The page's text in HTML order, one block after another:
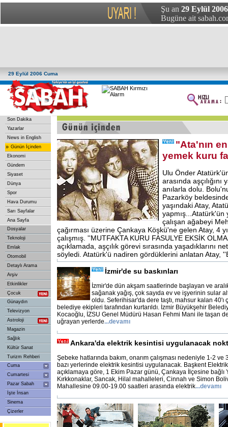
Şu an 29 Eylül
Bugüne ait
29 Eylül 2006 Cuma
Son Dakika
Yazarlar
News in English
» Günün İçinden
Ekonomi
Gündem
Siyaset
Dünya
Spor
Hava Durumu
Sarı Sayfalar
Ana Sayfa
Dosyalar
Teknoloji
Emlak
Otomobil
Detaylı Arama
Arşiv
Etkinlikler
Çocuk
Günaydın
Televizyon
Astroloji
Magazin
Sağlık
Kültür Sanat
Turizm Rehberi
Cuma
Cumartesi
Pazar Sabah
İşte İnsan
Sinema
Çizerler
"Ata'nın
yemek kuru
Ulu Önder
arasında aşçılığını
anılarla dolu.
Pazarköy
yaşındaki Atay,
yapmış...Atatürk'ün
çalışan ağabeyi
çağırması üzerine Çankaya Köşkü'ne gelen Atay, 4
çalışmış. ''MUTFAKTA KURU FASULYE EKSİK
açıklamada, aşçılık görevi sırasında yaşadıklarını
söyledi. Atatürk'ü nadiren gördüklerini anlatan Atay,
İzmir'de su baskınları
İzmir'de dün akşam saatlerinde başlayan ve
sağanak yağış, çok sayıda ev ve işyerinin sular
oldu. Seferihisar'da dere taştı, mahsur kalan 40'ı
belediye ekipleri tarafından kurtarıldı. İzmir Büyükşehir
Kocaoğlu, İZSU Genel Müdürü Hasan Fehmi Mani ile taşan
uğrayan yerlerde...devamı
Ankara'da elektrik kesintisi uygulanacak
Şebeke hatlarında bakım, onarım çalışması nedeniyle 1-2 ve
bazı yerlerinde elektrik kesintisi uygulanacak. Başkent Elektrik
açıklamaya göre, 1 Ekim Pazar günü, Çankaya İlçesine bağlı
Kırkkonaklar, Sancak, Hilal mahalleleri, Cinnah ve Simon
Mahallesine 09.00-19.00 saatleri arasında elektrik...devamı